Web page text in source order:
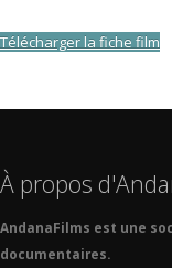
Télécharger la fiche film
À propos
AndanaFilms est une
documentaires.